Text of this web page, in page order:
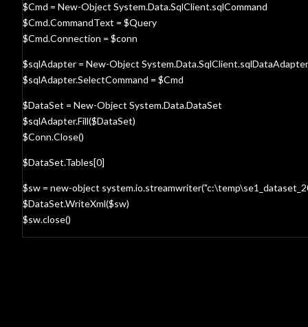
$Cmd = New-Object System.Data.SqlClient.sqlCommand
$Cmd.CommandText = $Query
$Cmd.Connection = $conn
$sqlAdapter = New-Object System.Data.SqlClient.sqlDataAdapter
$sqlAdapter.SelectCommand = $Cmd
$DataSet = New-Object System.Data.DataSet
$sqlAdapter.Fill($DataSet)
$Conn.Close()
$DataSet.Tables[0]
$sw = new-object
$DataSet.WriteXml($sw)
$sw.close()